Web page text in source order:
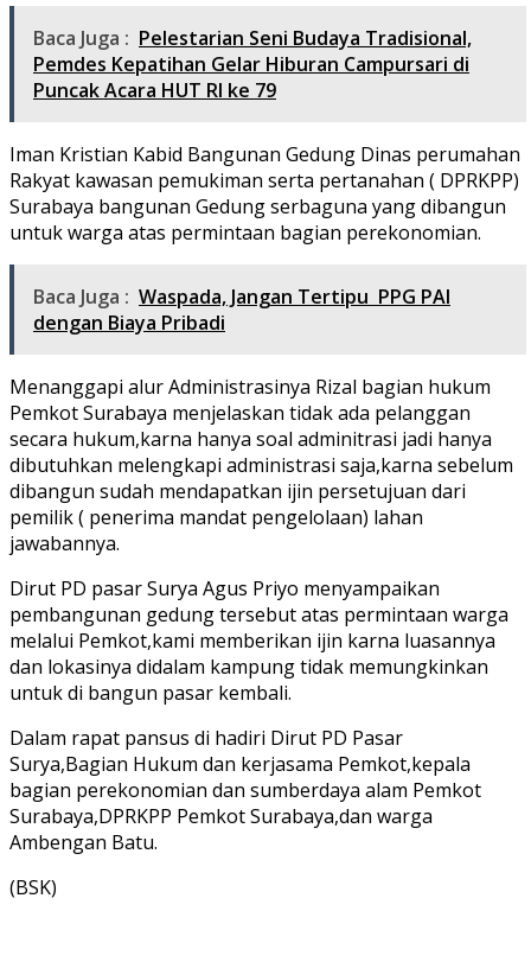
Baca Juga : Pelestarian Seni Budaya Tradisional,
Pemdes Kepatihan Gelar Hiburan Campursari di
Puncak Acara HUT RI ke 79
Iman Kristian Kabid Bangunan Gedung Dinas perumahan
Rakyat kawasan pemukiman serta pertanahan ( DPRKPP)
Surabaya bangunan Gedung serbaguna yang dibangun
untuk warga atas permintaan bagian perekonomian.
Baca Juga : Waspada, Jangan Tertipu PPG PAI
dengan Biaya Pribadi
Menanggapi alur Administrasinya Rizal bagian hukum
Pemkot Surabaya menjelaskan tidak ada pelanggan
secara hukum,karna hanya soal adminitrasi jadi hanya
dibutuhkan melengkapi administrasi saja,karna sebelum
dibangun sudah mendapatkan ijin persetujuan dari
pemilik ( penerima mandat pengelolaan) lahan
jawabannya.
Dirut PD pasar Surya Agus Priyo menyampaikan
pembangunan gedung tersebut atas permintaan warga
melalui Pemkot,kami memberikan ijin karna luasannya
dan lokasinya didalam kampung tidak memungkinkan
untuk di bangun pasar kembali.
Dalam rapat pansus di hadiri Dirut PD Pasar
Surya,Bagian Hukum dan kerjasama Pemkot,kepala
bagian perekonomian dan sumberdaya alam Pemkot
Surabaya,DPRKPP Pemkot Surabaya,dan warga
Ambengan Batu.
(BSK)